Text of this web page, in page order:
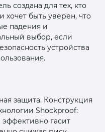
создана для тех, кто
хочет быть уверен, что
падения и
выбор, если
устройства
защита. Конструкция
Shockproof:
эффективно гасит